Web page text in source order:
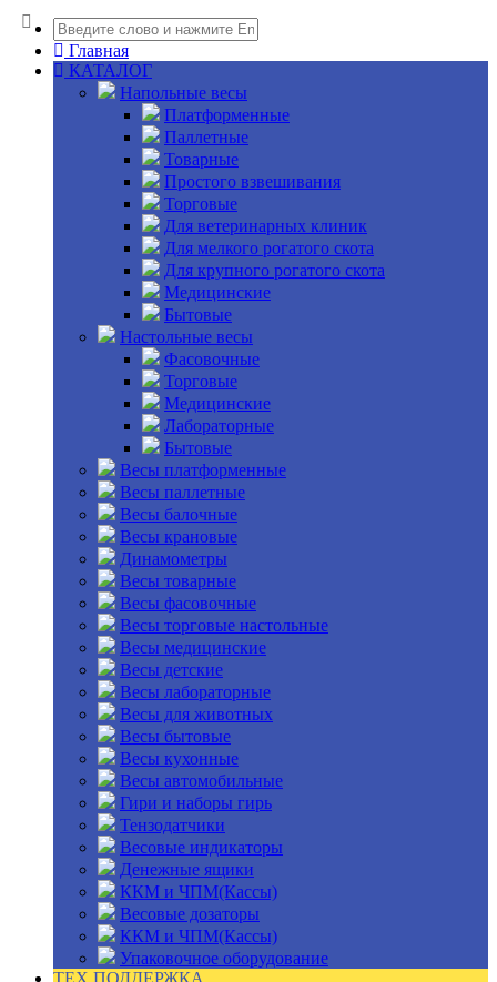
Главная
КАТАЛОГ
Напольные весы
Платформенные
Паллетные
Товарные
Простого взвешивания
Торговые
Для ветеринарных клиник
Для мелкого рогатого скота
Для крупного рогатого скота
Медицинские
Бытовые
Настольные весы
Фасовочные
Торговые
Медицинские
Лабораторные
Бытовые
Весы платформенные
Весы паллетные
Весы балочные
Весы крановые
Динамометры
Весы товарные
Весы фасовочные
Весы торговые настольные
Весы медицинские
Весы детские
Весы лабораторные
Весы для животных
Весы бытовые
Весы кухонные
Весы автомобильные
Гири и наборы гирь
Тензодатчики
Весовые индикаторы
Денежные ящики
ККМ и ЧПМ(Кассы)
Весовые дозаторы
ККМ и ЧПМ(Кассы)
Упаковочное оборудование
ТЕХ ПОДДЕРЖКА